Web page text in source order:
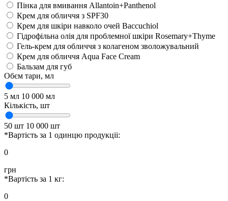
Пінка для вмивання Allantoin+Panthenol
Крем для обличчя з SPF30
Крем для шкіри навколо очей Baccuchiol
Гідрофільна олія для проблемної шкіри Rosemary+Thyme
Гель-крем для обличчя з колагеном зволожувальний
Крем для обличчя Aqua Face Cream
Бальзам для губ
Обєм тари, мл
5 мл 10 000 мл
Кількість, шт
50 шт 10 000 шт
*Вартість за 1 одинцю продукціі:
0
грн
*Вартість за 1 кг:
0